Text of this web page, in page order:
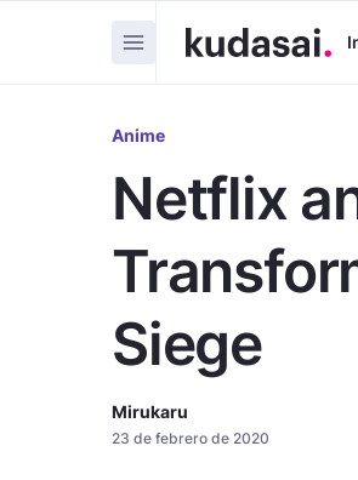
Anime
Netflix
Siege
Mirukaru
23 de febrero de 2020